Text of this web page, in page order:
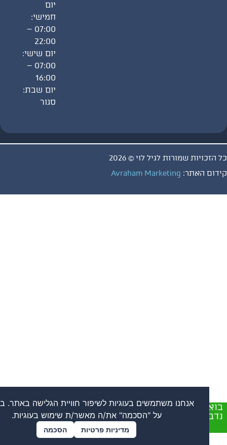
חמישי:
07:00 –
22:00
יום שישי:
07:00 –
16:00
יום שבת:
שמורות לגיל לוי © 2026
האתר:Avraham Marketing
אנחנו משתמשים בעוגיות לשיפור חוויית הגלישה באתר.
על "הסכמה" את/ה מאשר/ת שימוש בעוגיות.
מדיניות פרטיות הסכמה